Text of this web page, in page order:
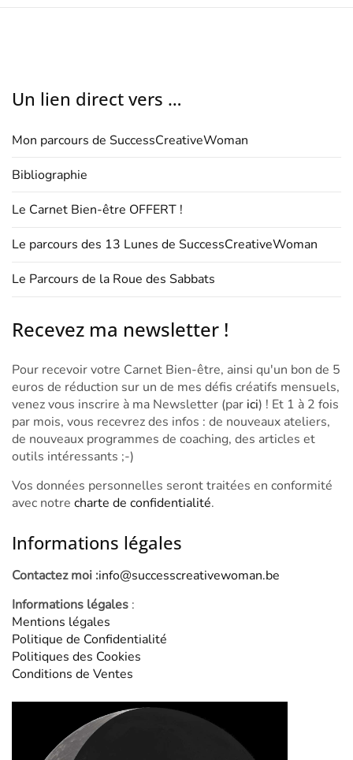
Un lien direct vers …
Mon parcours de SuccessCreativeWoman
Bibliographie
Le Carnet Bien-être OFFERT !
Le parcours des 13 Lunes de SuccessCreativeWoman
Le Parcours de la Roue des Sabbats
Recevez ma newsletter !
Pour recevoir votre Carnet Bien-être, ainsi qu'un bon de 5
euros de réduction sur un de mes défis créatifs mensuels,
venez vous inscrire à ma Newsletter (par ici) ! Et 1 à 2 fois
par mois, vous recevrez des infos : de nouveaux ateliers,
de nouveaux programmes de coaching, des articles et
outils intéressants ;-)
Vos données personnelles seront traitées en conformité
avec notre charte de confidentialité.
Informations légales
Contactez moi :info@successcreativewoman.be
Informations légales :
Mentions légales
Politique de Confidentialité
Politiques des Cookies
Conditions de Ventes